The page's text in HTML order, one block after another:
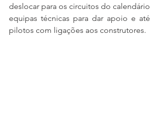
deslocar para os circuitos do calendário
equipas técnicas para dar apoio e até
pilotos com ligações aos construtores.